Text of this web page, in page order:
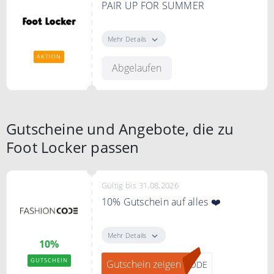
AKTION
PAIR UP FOR SUMMER
Sommer gleich noch schöner.
coolen Styles und den richtigen
Sneakers bereit.
Mehr Details
Abgelaufen
Gutscheine und Angebote, die zu
Foot Locker passen
10%
GUTSCHEIN
Gültig bis 31.08.2026
10% Gutschein auf alles ❤️
FASHIONCODE zum Newsletter
anmelden und einen 10%
Gutschein erhalten.
Mehr Details
Gutschein zeigen CODE